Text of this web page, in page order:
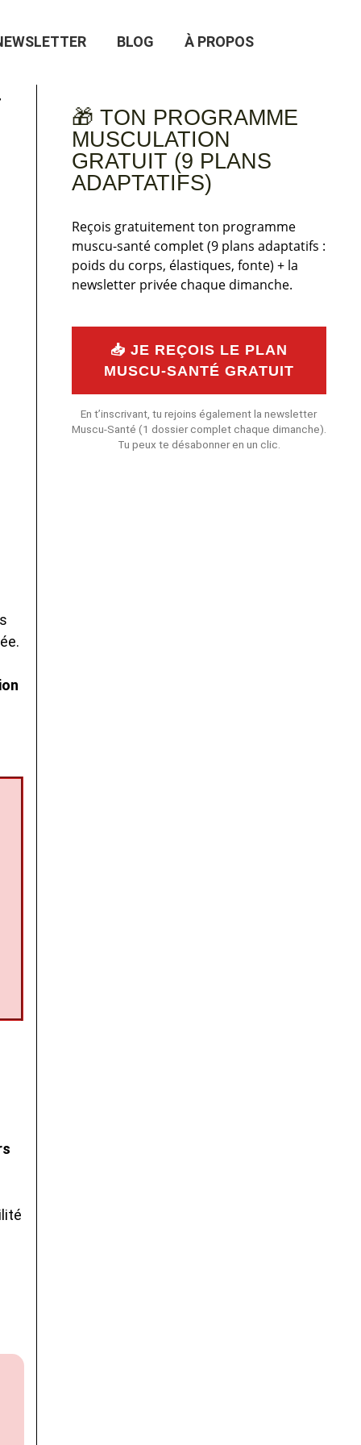
BLOG À PROPOS
🎁 TON PROGRAMME
MUSCULATION
GRATUIT (9 PLANS
ADAPTATIFS)
Reçois gratuitement ton programme
muscu-santé complet (9 plans adaptatifs :
poids du corps, élastiques, fonte) + la
newsletter privée chaque dimanche.
📥 JE REÇOIS LE PLAN
MUSCU-SANTÉ GRATUIT
En t’inscrivant, tu rejoins également la newsletter
Muscu-Santé (1 dossier complet chaque dimanche).
Tu peux te désabonner en un clic.